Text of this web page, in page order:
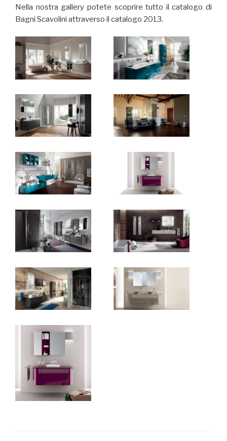
Nella nostra gallery potete scoprire tutto il catalogo di
Bagni Scavolini attraverso il catalogo 2013.